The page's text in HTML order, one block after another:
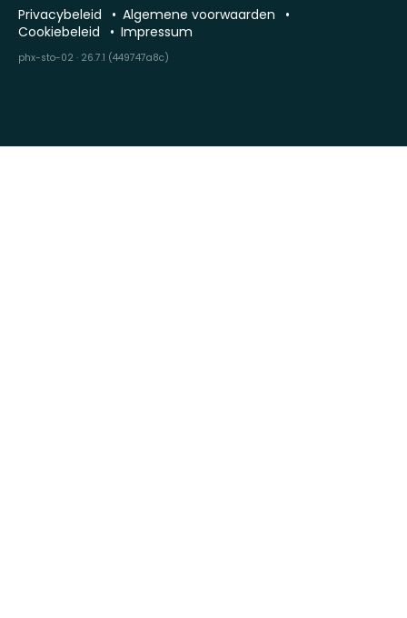
Privacybeleid
Algemene voorwaarden
Cookiebeleid
Impressum
phx-sto-02 · 26.7.1 (449747a8c)